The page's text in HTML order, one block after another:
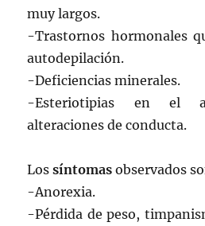
muy largos.
-Trastornos hormonales
autodepilación.
-Deficiencias minerales.
-Esteriotipias en el
alteraciones de conducta.
Lossíntomas observados
-Anorexia.
-Pérdida de peso,